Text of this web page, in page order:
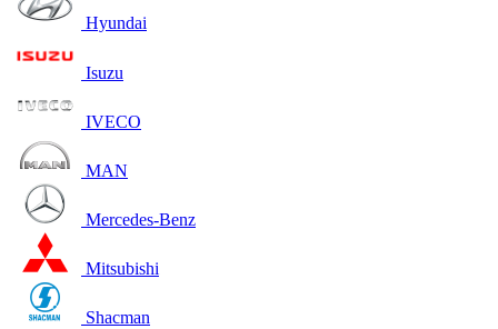
Hyundai
Isuzu
IVECO
MAN
Mercedes-Benz
Mitsubishi
Shacman